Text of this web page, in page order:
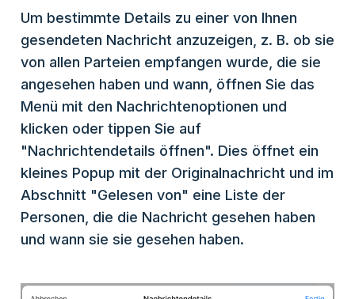
Um bestimmte Details zu einer von Ihnen
gesendeten Nachricht anzuzeigen, z. B. ob sie
von allen Parteien empfangen wurde, die sie
angesehen haben und wann, öffnen Sie das
Menü mit den Nachrichtenoptionen und
klicken oder tippen Sie auf
"Nachrichtendetails öffnen". Dies öffnet ein
kleines Popup mit der Originalnachricht und im
Abschnitt "Gelesen von" eine Liste der
Personen, die die Nachricht gesehen haben
und wann sie sie gesehen haben.